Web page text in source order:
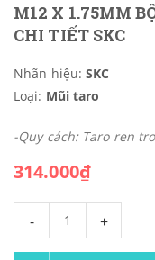
M12 X 1.75MM
CHI TIẾT SKC
Nhãn hiệu: SKC
Loại: Mũi taro
-Quy cách: Taro ren
314.000₫
- +